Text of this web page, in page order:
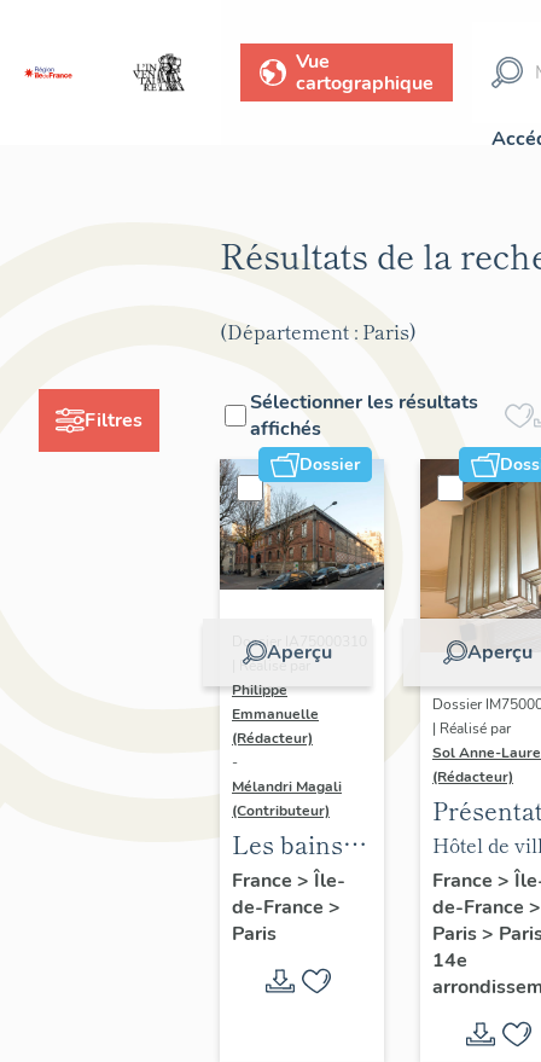
Vue
cartographique
Filtres
Résultats de la
(Département : Paris)
Sélectionner les résultats
affichés
Dossier
Aperçu
Dossier IA75000310
| Réalisé par
Philippe
Emmanuelle
(Rédacteur)
-
Mélandri Magali
(Contributeur)
Les bains
douches
municipaux
de la ville
de Paris
France > Île-
de-France >
Paris
Aperçu
Dossier
| Réalisé par
Sol Anne-Laure
(Rédacteur)
du
de la
annexe
Hôtel de
annexe
France >
de-France >
Paris>
14e